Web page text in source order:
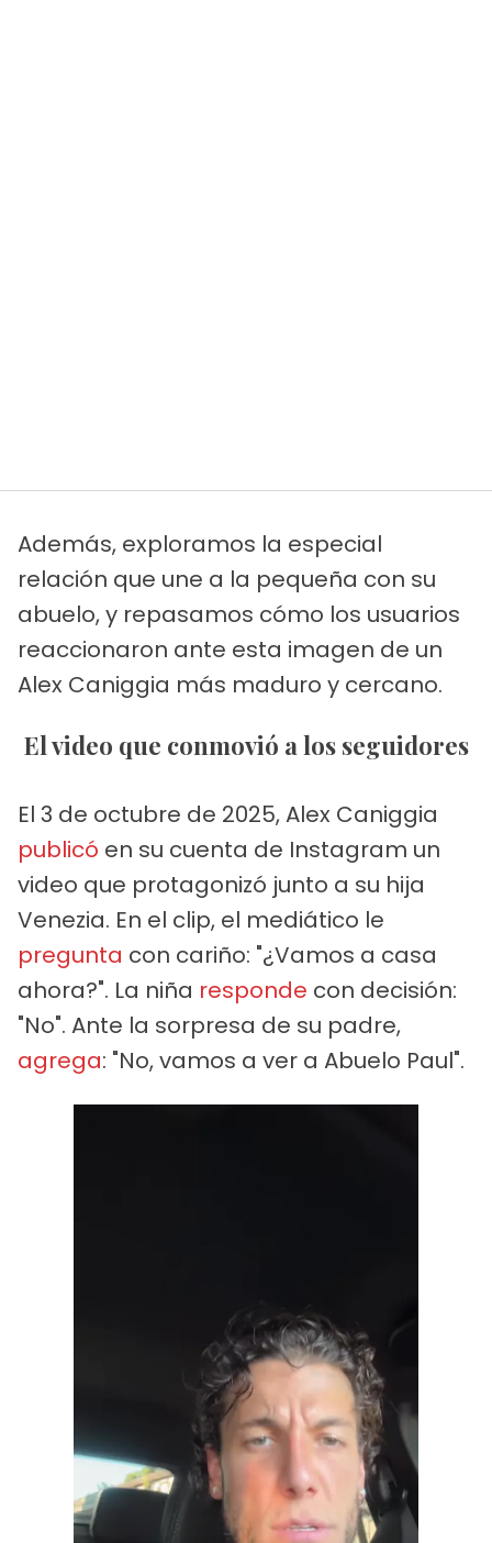
Además, exploramos la especial
relación que une a la pequeña con su
abuelo, y repasamos cómo los usuarios
reaccionaron ante esta imagen de un
Alex Caniggia más maduro y cercano.
El video que conmovió a los seguidores
El 3 de octubre de 2025, Alex Caniggia
publicó en su cuenta de Instagram un
video que protagonizó junto a su hija
Venezia. En el clip, el mediático le
pregunta con cariño: "¿Vamos a casa
ahora?". La niña responde con decisión:
"No". Ante la sorpresa de su padre,
agrega: "No, vamos a ver a Abuelo Paul".